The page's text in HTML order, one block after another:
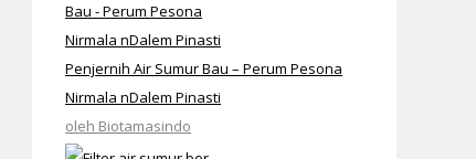
Penjernih Air Sumur Bau – Perum Pesona
Nirmala nDalem Pinasti
oleh Biotamasindo